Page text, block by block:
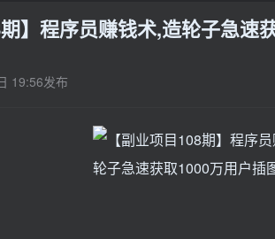
期】程序员赚钱术,造轮子急速
19:56发布